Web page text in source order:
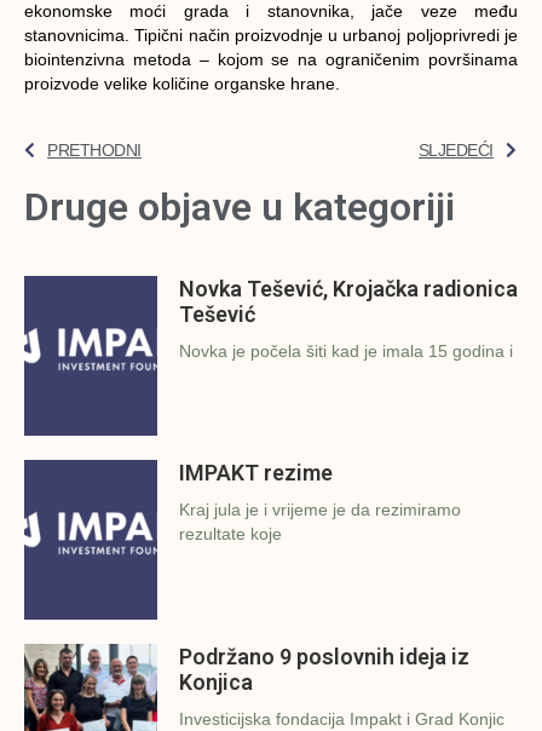
ekonomske moći grada i stanovnika, jače veze među
stanovnicima. Tipični način proizvodnje u urbanoj poljoprivredi je
biointenzivna metoda – kojom se na ograničenim površinama
proizvode velike količine organske hrane.
PRETHODNI SLJEDEĆI
Druge objave u kategoriji
Novka Tešević, Krojačka radionica
Tešević
Novka je počela šiti kad je imala 15 godina i
IMPAKT rezime
Kraj jula je i vrijeme je da rezimiramo
rezultate koje
Podržano 9 poslovnih ideja iz
Konjica
Investicijska fondacija Impakt i Grad Konjic